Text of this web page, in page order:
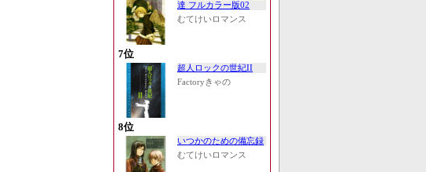
達 フルカラー版02
むてけいロマンス
7位
超人ロックの世紀II
Factoryきゃの
8位
いつかのための備忘録
むてけいロマンス